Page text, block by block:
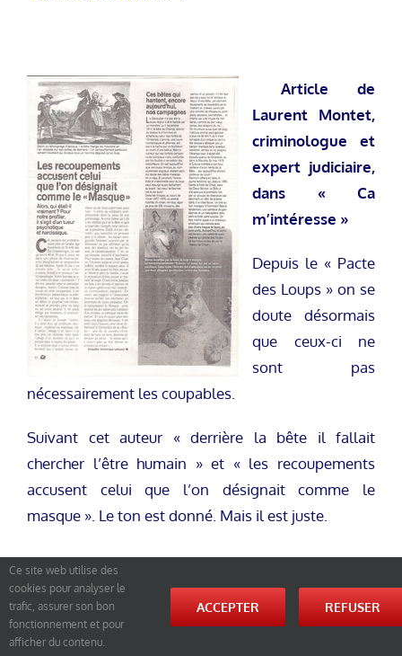
Article de
Laurent Montet,
criminologue et
expert judiciaire,
dans « Ca
m’intéresse »
Depuis le « Pacte
des Loups » on se
doute désormais
que ceux-ci ne
sont pas
nécessairement les coupables.
Suivant cet auteur « derrière la bête il fallait
chercher l’être humain » et « les recoupements
accusent celui que l’on désignait comme le
masque ». Le ton est donné. Mais il est juste.
Ce site web utilise des
cookies pour analyser le
trafic, assurer son bon
fonctionnement et pour
afficher du contenu.
ACCEPTER REFUSER